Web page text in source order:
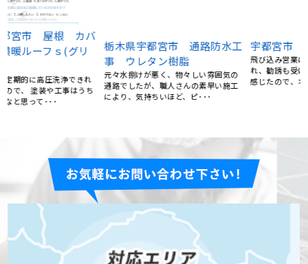
栃木県宇都宮市 通路防水工
事 ウレタン樹脂
元々水捌けが悪く、物々しい雰囲気の
通路でしたが、職人さんの素早い施工
により、気持ちいほど、ピ･･･
飛び込み営業に屋根の汚れを指摘さ
れ、勧誘も受けたものの高額で不安を
感じたので、ネットで調べ、･･･